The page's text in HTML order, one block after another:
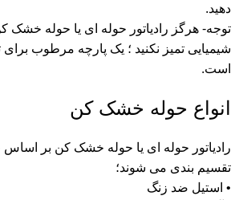
دهید.
توجه- هرگز رادیاتور حوله ای یا حوله خشک
شیمیایی تمیز نکنید ؛ یک پارچه مرطوب
است.
انواع حوله خشک کن
رادیاتور حوله ای یا حوله خشک کن بر اساس
تقسیم بندی می شوند؛
• استیل ضد زنگ